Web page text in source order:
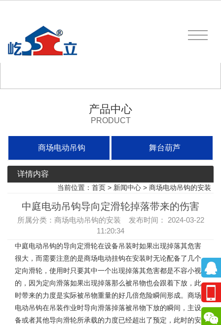
产品中心
PRODUCT
商场电动吊钩 舞台葫芦
详情内容
当前位置： 首页 > 新闻中心 > 商场电动吊钩的安装
中庭电动吊钩导向定滑轮掉落带来的伤害
所属分类：商场电动吊钩的安装 发布时间： 2024-03-22
11:20:34
中庭电动吊钩的导向定滑轮在设备吊装时如果出现掉落其危害
很大，而需要注意的是商场电动挂钩在安装时无论配备了几个
定向滑轮，使用时只要其中一个出现掉落其危害都是不容小视
的，因为定向滑落如果出现掉落那么被吊物也会跟着下放，此
时带来的力度是实际被吊物重量的好几倍危险瞬间形成。 商场
电动吊钩在吊装作业时导向滑落掉落被吊物下放的瞬间，主设
备或者其他导向滑轮所承载的力度已经超出了预定，此时的安